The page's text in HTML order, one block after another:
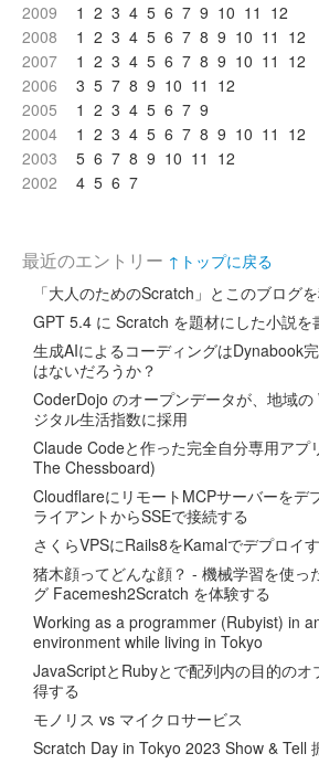
2009
1 2 3 4 5 6 7 9 10 11 12
2008
1 2 3 4 5 6 7 8 9 10 11 12
2007
1 2 3 4 5 6 7 8 9 10 11 12
2006
3 5 7 8 9 10 11 12
2005
1 2 3 4 5 6 7 9
2004
1 2 3 4 5 6 7 8 9 10 11 12
2003
5 6 7 8 9 10 11 12
2002
4 5 6 7
最近のエントリー ↑トップに戻る
「大人のためのScratch」とこのブログ
GPT 5.4 に Scratch を題材にした小説を
生成AIによるコーディングはDynabook
はないだろうか？
CoderDojo のオープンデータが、地域
ジタル生活指数に採用
Claude Codeと作った完全自分専用アプ
The Chessboard)
CloudflareにリモートMCPサーバーをデ
ライアントからSSEで接続する
さくらVPSにRails8をKamalでデプロイ
猪木顔ってどんな顔？ - 機械学習を使っ
グ Facemesh2Scratch を体験する
Working as a programmer (Rubyist) in
environment while living in Tokyo
JavaScriptとRubyとで配列内の目的のオ
得する
モノリス vs マイクロサービス
Scratch Day in Tokyo 2023 Show & Tell